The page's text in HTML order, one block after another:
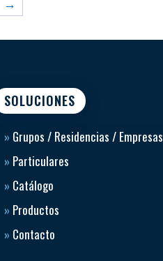
SOLUCIONES
» Grupos / Residencias / Empresas
» Particulares
» Catálogo
» Productos
» Contacto